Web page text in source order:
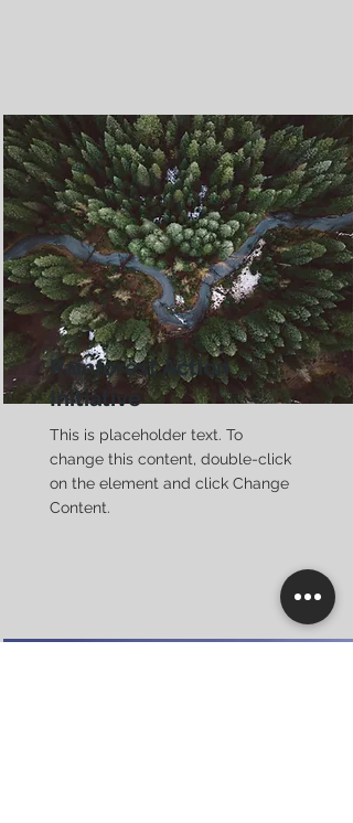
Rainforest Action
Initiative
This is placeholder text. To
change this content, double-click
on the element and click Change
Content.